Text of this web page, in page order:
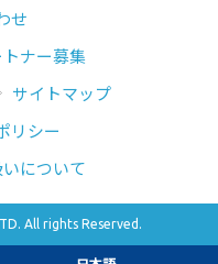
せ
ナー募集
サイトマップ
リシー
について
All rights Reserved.